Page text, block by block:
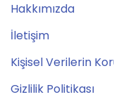
Hakkımızda
İletişim
Kişisel Verilerin
Gizlilik Politikası